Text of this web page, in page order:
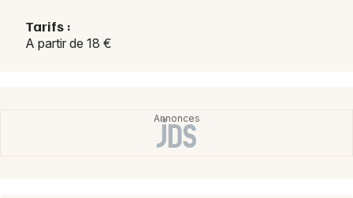
Tarifs :
A partir de 18 €